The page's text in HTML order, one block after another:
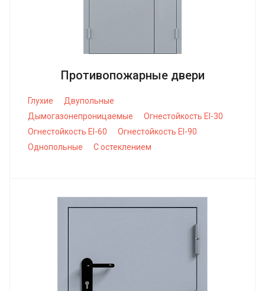
Противопожарные двери
Глухие
Двупольные
Дымогазонепроницаемые
Огнестойкость EI-30
Огнестойкость EI-60
Огнестойкость EI-90
Однопольные
С остеклением